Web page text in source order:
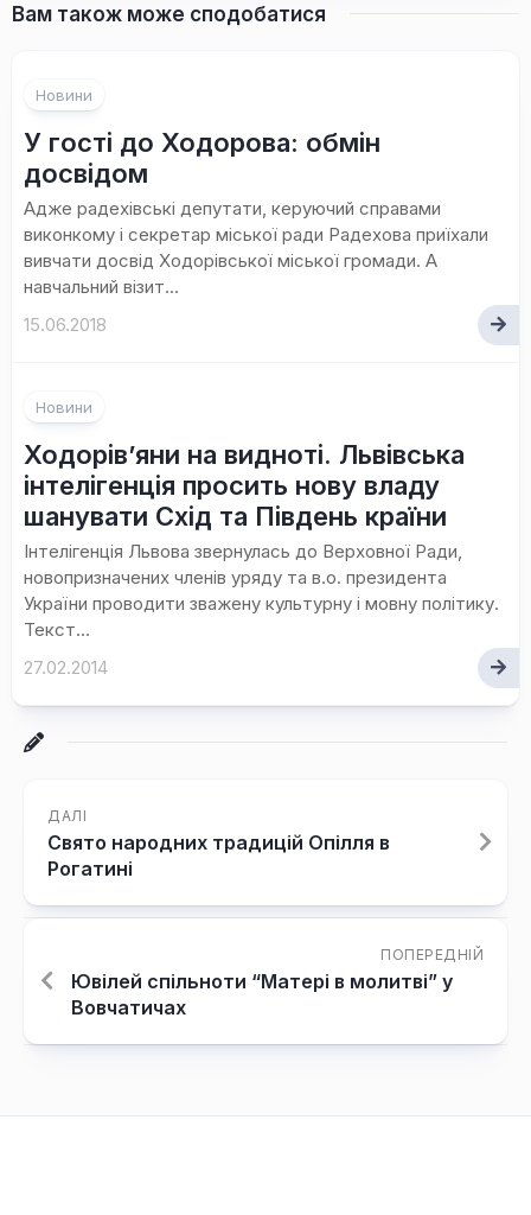
Вам також може сподобатися
Новини
У гості до Ходорова: обмін
досвідом
Адже радехівські депутати, керуючий справами
виконкому і секретар міської ради Радехова приїхали
вивчати досвід Ходорівської міської громади. А
навчальний візит...
15.06.2018
Новини
Ходорів’яни на видноті. Львівська
інтелігенція просить нову владу
шанувати Схід та Південь країни
Інтелігенція Львова звернулась до Верховної Ради,
новопризначених членів уряду та в.о. президента
України проводити зважену культурну і мовну політику.
Текст...
27.02.2014
ДАЛІ
Свято народних традицій Опілля в
Рогатині
ПОПЕРЕДНІЙ
Ювілей спільноти “Матері в молитві” у
Вовчатичах